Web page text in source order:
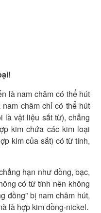
là nam châm có thể hút
châm chỉ có thể hút
là vật liệu sắt từ), chẳng
kim chứa các kim loại
kim của sắt) có từ tính,
hạn như đồng, bạc,
có từ tính nên không
đồng” bị nam châm hút,
là hợp kim đồng-nickel.